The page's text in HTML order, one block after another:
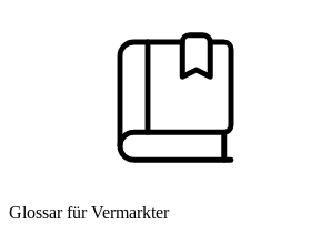
Glossar für Vermarkter